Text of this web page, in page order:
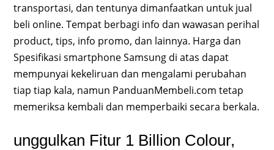
transportasi, dan tentunya dimanfaatkan untuk jual
beli online. Tempat berbagi info dan wawasan perihal
product, tips, info promo, dan lainnya. Harga dan
Spesifikasi smartphone Samsung di atas dapat
mempunyai kekeliruan dan mengalami perubahan
tiap tiap kala, namun PanduanMembeli.com tetap
memeriksa kembali dan memperbaiki secara berkala.
​unggulkan Fitur 1 Billion Colour,